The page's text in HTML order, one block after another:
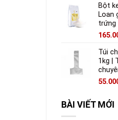
Bột
Loan
trứng
Túi
1kg |
BÀI VIẾT MỚI